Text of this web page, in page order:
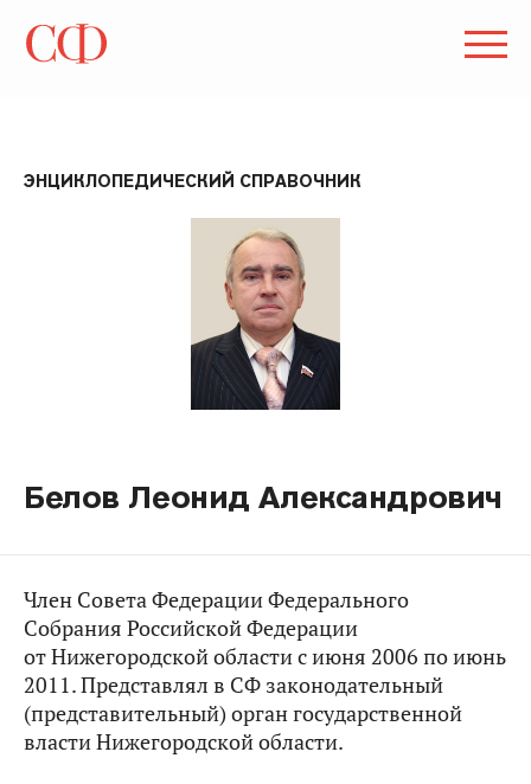
ЭНЦИКЛОПЕДИЧЕСКИЙ СПРАВОЧНИК
Белов Леонид Александрович
Член Совета Федерации Федерального
Собрания Российской Федерации
от Нижегородской области с июня 2006 по июнь
2011. Представлял в СФ законодательный
(представительный) орган государственной
власти Нижегородской области.